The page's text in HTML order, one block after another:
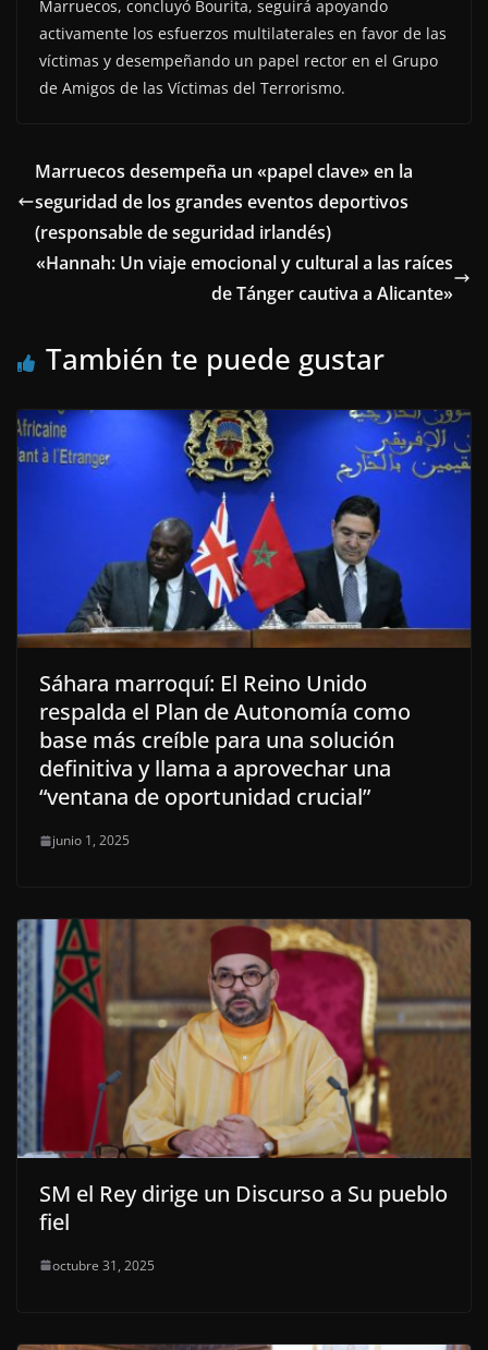
Marruecos, concluyó Bourita, seguirá apoyando
activamente los esfuerzos multilaterales en favor de las
víctimas y desempeñando un papel rector en el Grupo
de Amigos de las Víctimas del Terrorismo.
Marruecos desempeña un «papel clave» en la
seguridad de los grandes eventos deportivos
(responsable de seguridad irlandés)
«Hannah: Un viaje emocional y cultural a las raíces
de Tánger cautiva a Alicante»
También te puede gustar
Sáhara marroquí: El Reino Unido
respalda el Plan de Autonomía como
base más creíble para una solución
definitiva y llama a aprovechar una
“ventana de oportunidad crucial”
junio 1, 2025
SM el Rey dirige un Discurso a Su pueblo
fiel
octubre 31, 2025